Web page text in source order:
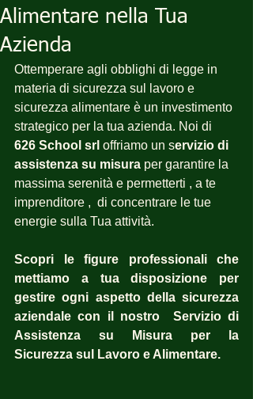
Alimentare nella Tua
Azienda
Ottemperare agli obblighi di legge in
materia di sicurezza sul lavoro e
sicurezza alimentare è un investimento
strategico per la tua azienda. Noi di
626 School srl offriamo un servizio di
assistenza su misura per garantire la
massima serenità e permetterti , a te
imprenditore ,  di concentrare le tue
energie sulla Tua attività.
Scopri le figure professionali che
mettiamo a tua disposizione per
gestire ogni aspetto della sicurezza
aziendale con il nostro  Servizio di
Assistenza su Misura per la
Sicurezza sul Lavoro e Alimentare.